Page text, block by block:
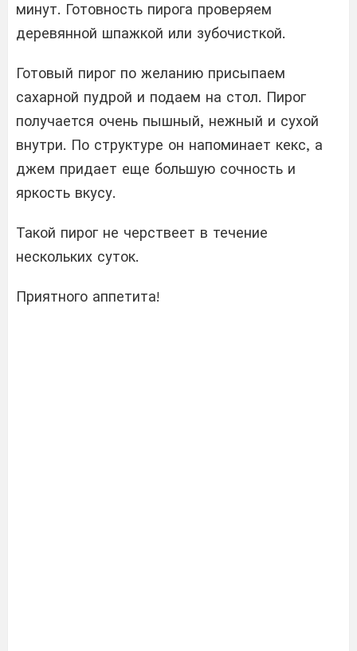
минут. Готовность пирога проверяем
деревянной шпажкой или зубочисткой.
Готовый пирог по желанию присыпаем
сахарной пудрой и подаем на стол. Пирог
получается очень пышный, нежный и сухой
внутри. По структуре он напоминает кекс, а
джем придает еще большую сочность и
яркость вкусу.
Такой пирог не черствеет в течение
нескольких суток.
Приятного аппетита!